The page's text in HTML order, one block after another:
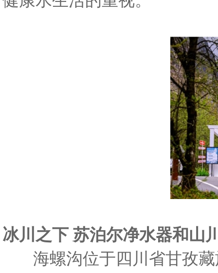
冰川之下 苏泊尔净水器和山
海螺沟位于四川省甘孜藏